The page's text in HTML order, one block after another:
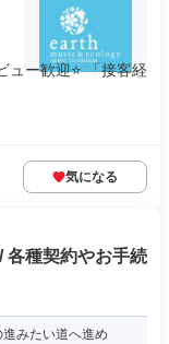
ュー歓迎⭐ 「接客経
気になる
各種契約やお手続
みたい道へ進め